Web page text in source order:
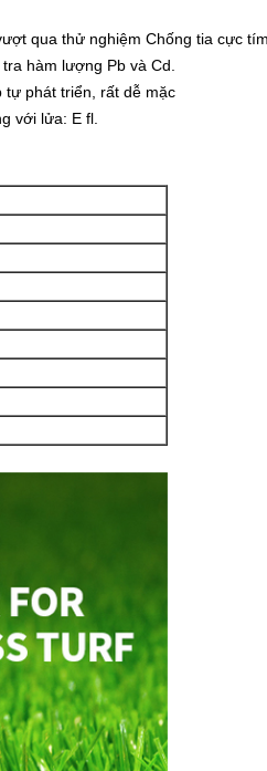
qua thử nghiệm Chống tia cực tím.
hàm lượng Pb và Cd.
tự phát triển, rất dễ mặc
với lửa: E fl.